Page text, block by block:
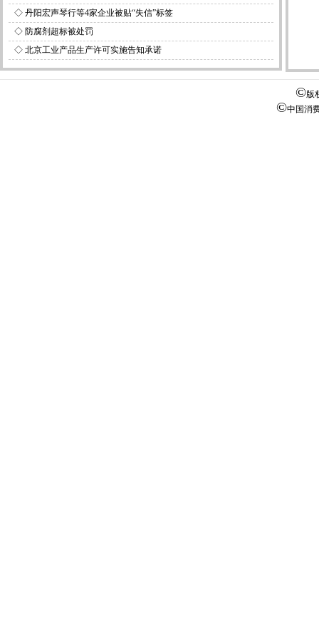
◇ 丹阳宏声琴行等4家企业被贴“失信”标签
◇ 防腐剂超标被处罚
◇ 北京工业产品生产许可实施告知承诺
©版
©中国消